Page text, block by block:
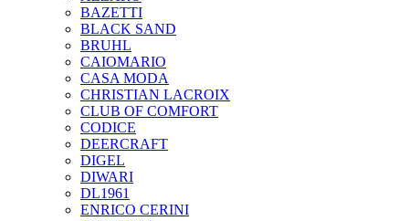
BAZETTI
BLACK SAND
BRUHL
CAIOMARIO
CASA MODA
CHRISTIAN LACROIX
CLUB OF COMFORT
CODICE
DEERCRAFT
DIGEL
DIWARI
DL1961
ENRICO CERINI